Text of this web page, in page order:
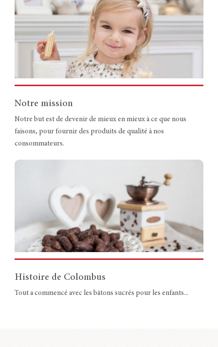
Notre mission
Notre but est de devenir de mieux en mieux à ce que nous
faisons, pour fournir des produits de qualité à nos
consommateurs.
Histoire de Colombus
Tout a commencé avec les bâtons sucrés pour les enfants...